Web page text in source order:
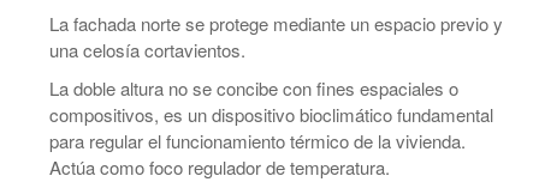
La fachada norte se protege mediante un espacio previo y
una celosía cortavientos.
La doble altura no se concibe con fines espaciales o
compositivos, es un dispositivo bioclimático fundamental
para regular el funcionamiento térmico de la vivienda.
Actúa como foco regulador de temperatura.